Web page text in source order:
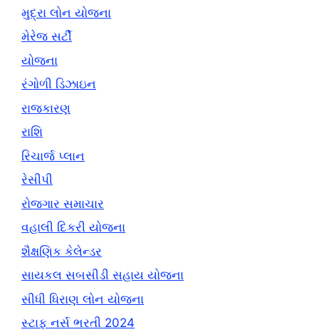
મુદ્રા લોન યોજના
મેરેજ સર્ટી
યોજના
રંગોળી ડિઝાઇન
રાજકારણ
રાશિ
રિચાર્જ પ્લાન
રેસીપી
રોજગાર સમાચાર
વહાલી દિકરી યોજના
શૈક્ષણિક કેલેન્ડર
સાયકલ સબસીડી સહાય યોજના
સીધી ધિરાણ લોન યોજના
સ્ટાફ નર્સ ભરતી 2024